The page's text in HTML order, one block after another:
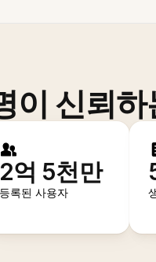
이 신뢰하
2억 5천만
등록된 사용자